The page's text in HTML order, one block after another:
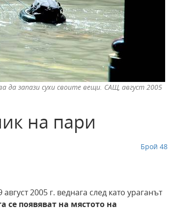
запази сухи своите вещи. САЩ, август 2005
на пари
Брой 48
2005 г. веднага след като ураганът
появяват на мястото на